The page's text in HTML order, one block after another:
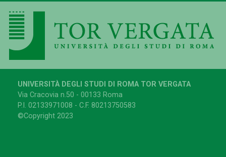
UNIVERSITÀ DEGLI STUDI DI ROMA TOR VERGATA
Via Cracovia n.50 - 00133 Roma
P.I. 02133971008 - C.F. 80213750583
©Copyright 2023